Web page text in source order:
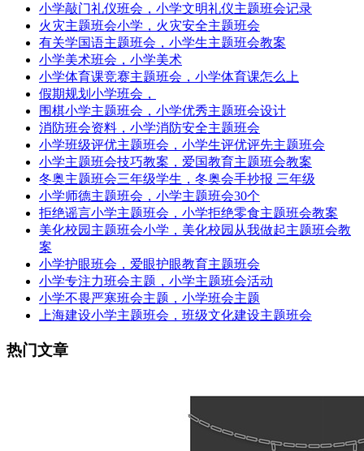
小学敲门礼仪班会，小学文明礼仪主题班会记录
火灾主题班会小学，火灾安全主题班会
有关学国语主题班会，小学生主题班会教案
小学美术班会，小学美术
小学体育课竞赛主题班会，小学体育课怎么上
假期规划小学班会，
围棋小学主题班会，小学优秀主题班会设计
消防班会资料，小学消防安全主题班会
小学班级评优主题班会，小学生评优评先主题班会
小学主题班会技巧教案，爱国教育主题班会教案
冬奥主题班会三年级学生，冬奥会手抄报 三年级
小学师德主题班会，小学主题班会30个
拒绝谣言小学主题班会，小学拒绝零食主题班会教案
美化校园主题班会小学，美化校园从我做起主题班会教
案
小学护眼班会，爱眼护眼教育主题班会
小学专注力班会主题，小学主题班会活动
小学不畏严寒班会主题，小学班会主题
上海建设小学主题班会，班级文化建设主题班会
热门文章